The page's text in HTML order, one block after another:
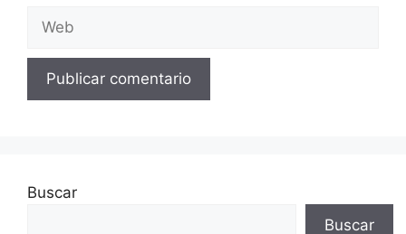
Web
Buscar
Buscar